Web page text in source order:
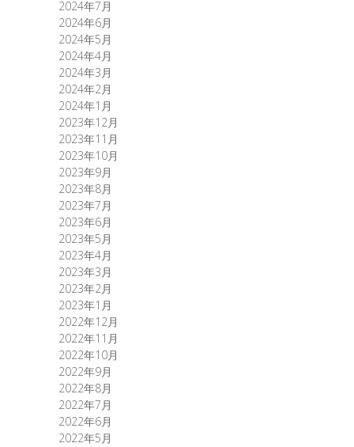
2024年7月
2024年6月
2024年5月
2024年4月
2024年3月
2024年2月
2024年1月
2023年12月
2023年11月
2023年10月
2023年9月
2023年8月
2023年7月
2023年6月
2023年5月
2023年4月
2023年3月
2023年2月
2023年1月
2022年12月
2022年11月
2022年10月
2022年9月
2022年8月
2022年7月
2022年6月
2022年5月